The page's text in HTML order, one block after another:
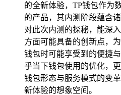
的全新体验，TP钱包作为
的产品，其内测阶段蕴含
对此次内测的探秘，能深
方面可能具备的创新点，
钱包时可能享受到的便捷
乎当下钱包使用的优化，
钱包形态与服务模式的变
新体验的想象空间。